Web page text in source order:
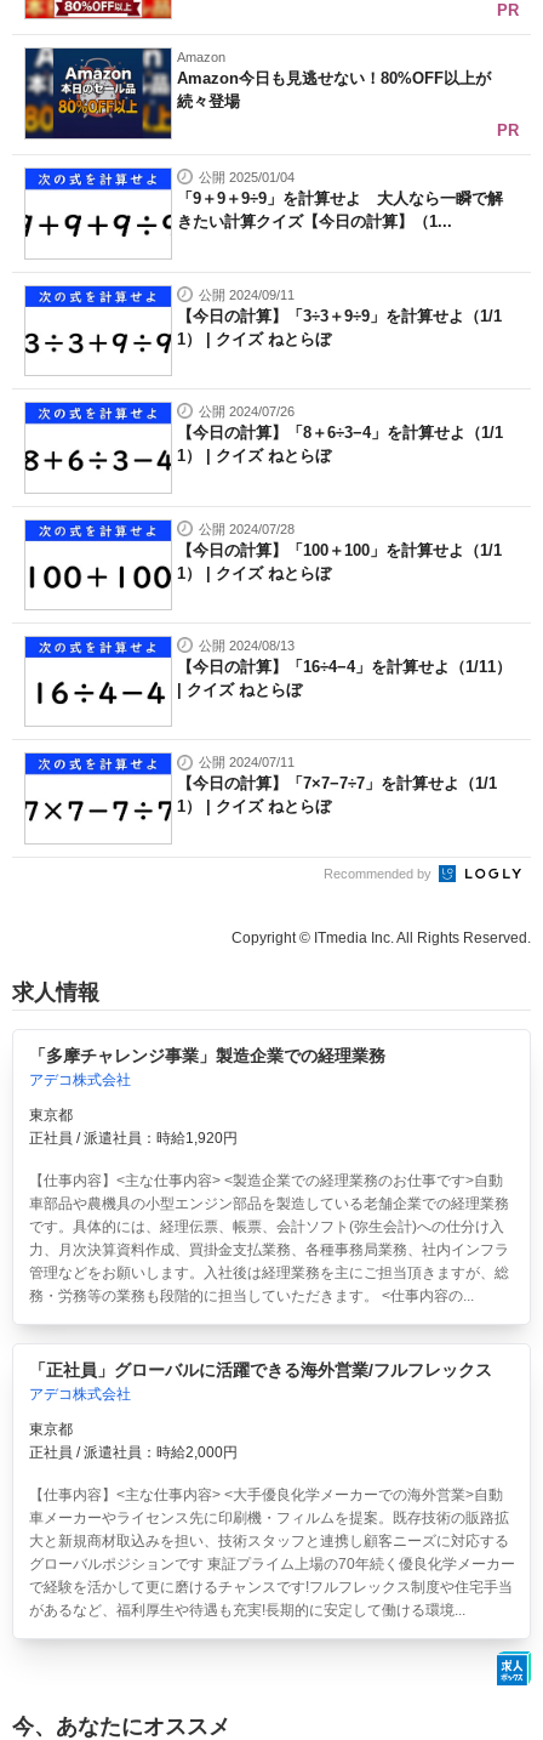
PR
Amazon
Amazon今日も見逃せない！80%OFF以上が
続々登場
PR
公開 2025/01/04
「9＋9＋9÷9」を計算せよ 大人なら一瞬で解
きたい計算クイズ【今日の計算】（1...
公開 2024/09/11
【今日の計算】「3÷3＋9÷9」を計算せよ（1/1
1） | クイズ ねとらぼ
公開 2024/07/26
【今日の計算】「8＋6÷3−4」を計算せよ（1/1
1） | クイズ ねとらぼ
公開 2024/07/28
【今日の計算】「100＋100」を計算せよ（1/1
1） | クイズ ねとらぼ
公開 2024/08/13
【今日の計算】「16÷4−4」を計算せよ（1/11）
| クイズ ねとらぼ
公開 2024/07/11
【今日の計算】「7×7−7÷7」を計算せよ（1/1
1） | クイズ ねとらぼ
Recommended by
Copyright © ITmedia Inc. All Rights Reserved.
求人情報
「多摩チャレンジ事業」製造企業での経理業務
アデコ株式会社
東京都
正社員 / 派遣社員：時給1,920円
【仕事内容】<主な仕事内容> <製造企業での経理業務のお仕事です>自動
車部品や農機具の小型エンジン部品を製造している老舗企業での経理業務
です。具体的には、経理伝票、帳票、会計ソフト(弥生会計)への仕分け入
力、月次決算資料作成、買掛金支払業務、各種事務局業務、社内インフラ
管理などをお願いします。入社後は経理業務を主にご担当頂きますが、総
務・労務等の業務も段階的に担当していただきます。 <仕事内容の...
「正社員」グローバルに活躍できる海外営業/フルフレックス
アデコ株式会社
東京都
正社員 / 派遣社員：時給2,000円
【仕事内容】<主な仕事内容> <大手優良化学メーカーでの海外営業>自動
車メーカーやライセンス先に印刷機・フィルムを提案。既存技術の販路拡
大と新規商材取込みを担い、技術スタッフと連携し顧客ニーズに対応する
グローバルポジションです 東証プライム上場の70年続く優良化学メーカー
で経験を活かして更に磨けるチャンスです!フルフレックス制度や住宅手当
があるなど、福利厚生や待遇も充実!長期的に安定して働ける環境...
今、あなたにオススメ